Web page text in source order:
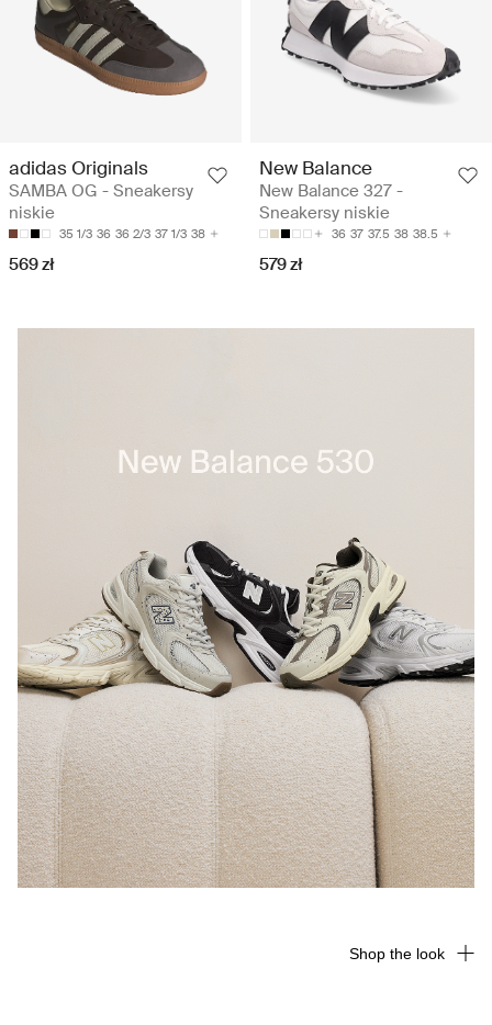
adidas Originals
SAMBA OG - Sneakersy
niskie
35 1/3 36 36 2/3 37 1/3 38
569 zł
New Balance
New Balance 327 -
Sneakersy niskie
36 37 37.5 38 38.5
579 zł
Shop the look